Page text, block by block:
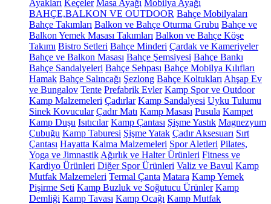
Ayakları Keçeler Masa Ayağı Mobilya Ayağı
BAHÇE,BALKON VE OUTDOOR Bahçe Mobilyaları
Bahçe Takımları Balkon ve Bahçe Oturma Grubu Bahçe ve
Balkon Yemek Masası Takımları Balkon ve Bahçe Köşe
Takımı Bistro Setleri Bahçe Minderi Çardak ve Kameriyeler
Bahçe ve Balkon Masası Bahçe Şemsiyesi Bahçe Bankı
Bahçe Sandalyeleri Bahçe Sehpası Bahçe Mobilya Kılıfları
Hamak Bahçe Salıncağı Şezlong Bahçe Koltukları Ahşap Ev
ve Bungalov Tente Prefabrik Evler Kamp Spor ve Outdoor
Kamp Malzemeleri Çadırlar Kamp Sandalyesi Uyku Tulumu
Sinek Kovucular Çadır Matı Kamp Masası Pusula Kampet
Kamp Duşu Isıtıcılar Kamp Çantası Şişme Yastık Magnezyum
Çubuğu Kamp Taburesi Şişme Yatak Çadır Aksesuarı Sırt
Çantası Hayatta Kalma Malzemeleri Spor Aletleri Pilates,
Yoga ve Jimnastik Ağırlık ve Halter Ürünleri Fitness ve
Kardiyo Ürünleri Diğer Spor Ürünleri Valiz ve Bavul Kamp
Mutfak Malzemeleri Termal Çanta Matara Kamp Yemek
Pişirme Seti Kamp Buzluk ve Soğutucu Ürünler Kamp
Demliği Kamp Tavası Kamp Ocağı Kamp Mutfak